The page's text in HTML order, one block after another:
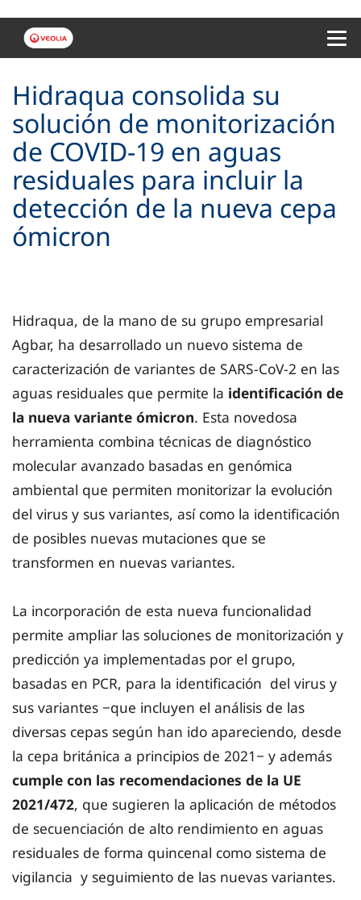
Hidraqua consolida su
solución de monitorización
de COVID-19 en aguas
residuales para incluir la
detección de la nueva cepa
ómicron
Hidraqua, de la mano de su grupo empresarial
Agbar, ha desarrollado un nuevo sistema de
caracterización de variantes de SARS-CoV-2 en las
aguas residuales que permite la identificación de
la nueva variante ómicron. Esta novedosa
herramienta combina técnicas de diagnóstico
molecular avanzado basadas en genómica
ambiental que permiten monitorizar la evolución
del virus y sus variantes, así como la identificación
de posibles nuevas mutaciones que se
transformen en nuevas variantes.
La incorporación de esta nueva funcionalidad
permite ampliar las soluciones de monitorización y
predicción ya implementadas por el grupo,
basadas en PCR, para la identificación del virus y
sus variantes −que incluyen el análisis de las
diversas cepas según han ido apareciendo, desde
la cepa británica a principios de 2021− y además
cumple con las recomendaciones de la UE
2021/472, que sugieren la aplicación de métodos
de secuenciación de alto rendimiento en aguas
residuales de forma quincenal como sistema de
vigilancia y seguimiento de las nuevas variantes.